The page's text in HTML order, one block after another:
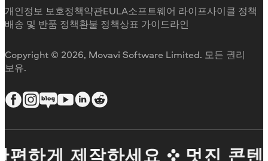
환불
Movavi를 선택하는 이유
업무용
Copyright © 2026, Movavi Software Limited. 모든 권리
보유.
개인정보 보호정책약관EULA소프트웨어 라이프사이클 정책
배송 및 반품 정책환불 정책상표 가이드라인
하게 제작하세요 멋진 콘텐